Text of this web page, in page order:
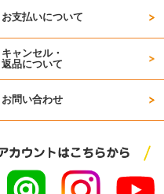
お支払いについて
キャンセル・
返品について
お問い合わせ